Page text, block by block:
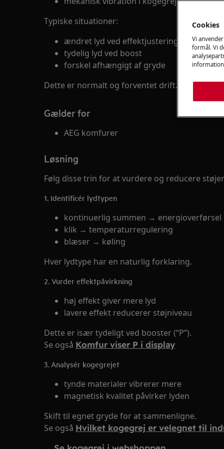
Typiske situationer:
ændret lyd ved effektjustering
tydelig lyd ved boost
forskel afhængigt af gryde
Dette er normalt og forventet drift.
Gælder for
AEG komfurer
Løsning
Følg disse trin for at vurdere og reducere
1. Identificér lydtypen
kontinuerlig summen → energioverførsel
klik → temperaturregulering
blæser → køling
Hver lydtype har en naturlig forklaring.
2. Vurder effektpåvirkning
høj effekt giver mere lyd
lavere effekt reducerer støjniveau
Dette er især tydeligt ved booster (“P”).
Se også Komfur viser P i display
3. Analysér kogegrejet
tynde materialer vibrerer mere
magnetisk kvalitet påvirker lyden
Skift til egnet gryde for at sammenligne.
Se også Hvilket kogegrej er velegnet til
Cookies
Vi
formål. Vi
information